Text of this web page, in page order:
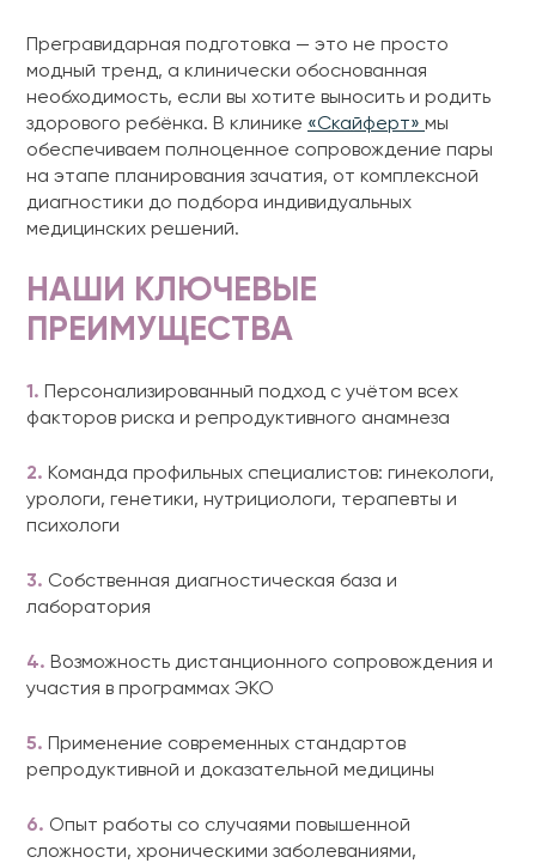
Прегравидарная подготовка — это не просто
модный тренд, а клинически обоснованная
необходимость, если вы хотите выносить и родить
здорового ребёнка. В клинике «Скайферт» мы
обеспечиваем полноценное сопровождение пары
на этапе планирования зачатия, от комплексной
диагностики до подбора индивидуальных
медицинских решений.
НАШИ КЛЮЧЕВЫЕ
ПРЕИМУЩЕСТВА
1.
Персонализированный подход с учётом всех
факторов риска и репродуктивного анамнеза
2. Команда профильных специалистов: гинекологи,
урологи, генетики, нутрициологи, терапевты и
психологи
3. Собственная диагностическая база и
лаборатория
4. Возможность дистанционного сопровождения и
участия в программах ЭКО
5.
Применение современных стандартов
репродуктивной и доказательной медицины
6. Опыт работы со случаями повышенной
сложности, хроническими заболеваниями,